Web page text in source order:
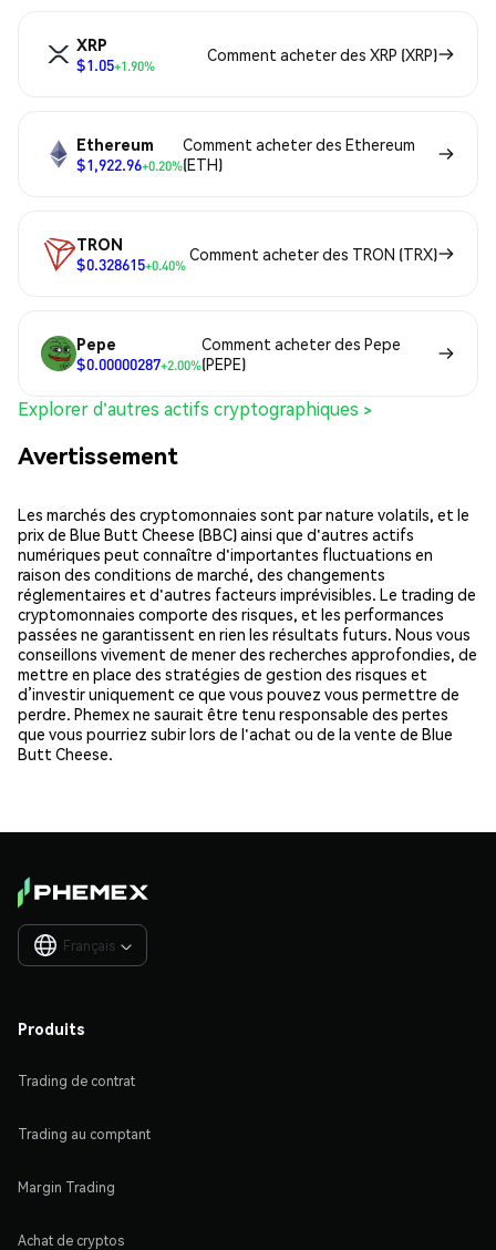
XRP
$1.05+1.90%
Comment acheter des XRP (XRP)
Ethereum
$1,922.96+0.20%
Comment acheter des Ethereum
(ETH)
TRON
$0.328615+0.40%
Comment acheter des TRON (TRX)
Pepe
$0.00000287+2.00%
Comment acheter des Pepe
(PEPE)
Explorer d'autres actifs cryptographiques >
Avertissement
Les marchés des cryptomonnaies sont par nature volatils, et le
prix de Blue Butt Cheese (BBC) ainsi que d'autres actifs
numériques peut connaître d'importantes fluctuations en
raison des conditions de marché, des changements
réglementaires et d'autres facteurs imprévisibles. Le trading de
cryptomonnaies comporte des risques, et les performances
passées ne garantissent en rien les résultats futurs. Nous vous
conseillons vivement de mener des recherches approfondies, de
mettre en place des stratégies de gestion des risques et
d’investir uniquement ce que vous pouvez vous permettre de
perdre. Phemex ne saurait être tenu responsable des pertes
que vous pourriez subir lors de l'achat ou de la vente de Blue
Butt Cheese.
Français 
Produits
Trading de contrat
Trading au comptant
Margin Trading
Achat de cryptos